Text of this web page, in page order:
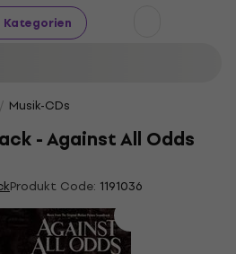
Kategorien
Musik-CDs
- Against All Odds
Produkt Code: 1191036